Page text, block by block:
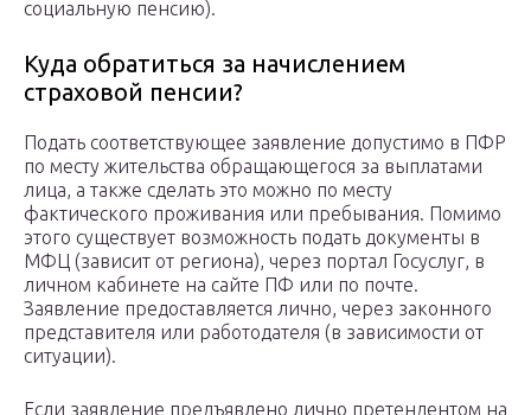
социальную пенсию).
Куда обратиться за начислением
страховой пенсии?
Подать соответствующее заявление допустимо в ПФР
по месту жительства обращающегося за выплатами
лица, а также сделать это можно по месту
фактического проживания или пребывания. Помимо
этого существует возможность подать документы в
МФЦ (зависит от региона), через портал Госуслуг, в
личном кабинете на сайте ПФ или по почте.
Заявление предоставляется лично, через законного
представителя или работодателя (в зависимости от
ситуации).
Если заявление предъявлено лично претендентом на